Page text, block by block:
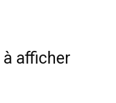
afficher